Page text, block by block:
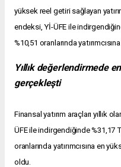
yüksek reel getiri sağlayan
endeksi, Yİ-ÜFE ile
%10,51 oranlarında
Yıllık değerlendirmede
gerçekleşti
Finansal yatırım araçları yıllık
ÜFE ile indirgendiğinde %31,17
oranlarında yatırımcısına en
oldu.